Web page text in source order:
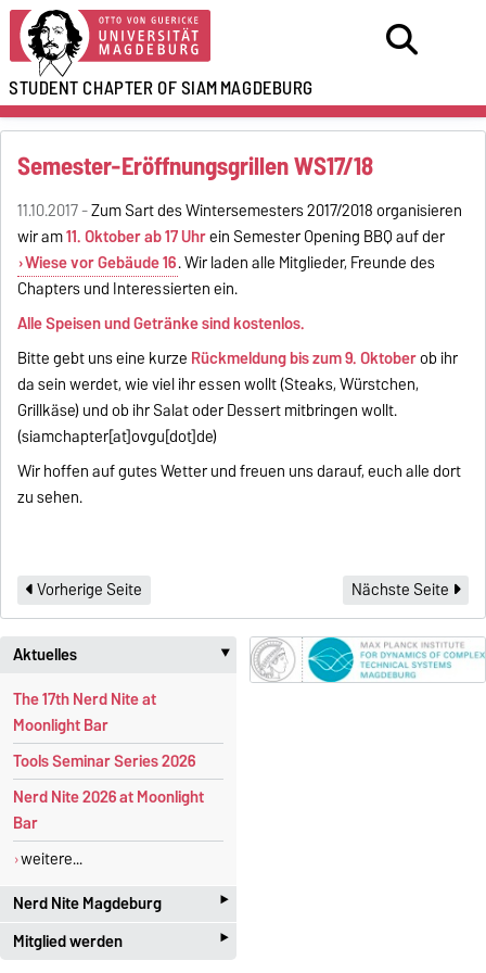
STUDENT CHAPTER OF SIAMMAGDEBURG
Semester-Eröffnungsgrillen WS17/18
11.10.2017 -Zum Sart des Wintersemesters 2017/2018 organisieren
wir am11. Oktober ab 17 Uhrein Semester Opening BBQ auf der
Wiese vor Gebäude 16. Wir laden alle Mitglieder, Freunde des
Chapters und Interessierten ein.
Alle Speisen und Getränke sind kostenlos.
Bitte gebt uns eine kurze Rückmeldung bis zum 9. Oktoberob ihr
da sein werdet, wie viel ihr essen wollt (Steaks, Würstchen,
Grillkäse) und ob ihr Salat oder Dessert mitbringen wollt.
(siamchapter[at]ovgu[dot]de)
Wir hoffen auf gutes Wetter und freuen uns darauf, euch alle dort
zu sehen.
Vorherige Seite Nächste Seite
Aktuelles ‣
The 17th Nerd Nite at
Moonlight Bar
Tools Seminar Series 2026
Nerd Nite 2026 at Moonlight
Bar
weitere...
Nerd Nite Magdeburg
‣
It's like the Discovery Channel -
Mitglied werden ‣